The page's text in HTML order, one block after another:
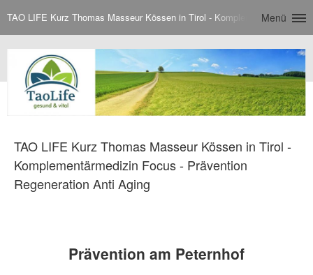
TAO LIFE Kurz Thomas Masseur Kössen in Tirol - Komplementärmedizin
Menü
TAO LIFE Kurz Thomas Masseur Kössen in Tirol -
Komplementärmedizin Focus - Prävention
Regeneration Anti Aging
Prävention am Peternhof